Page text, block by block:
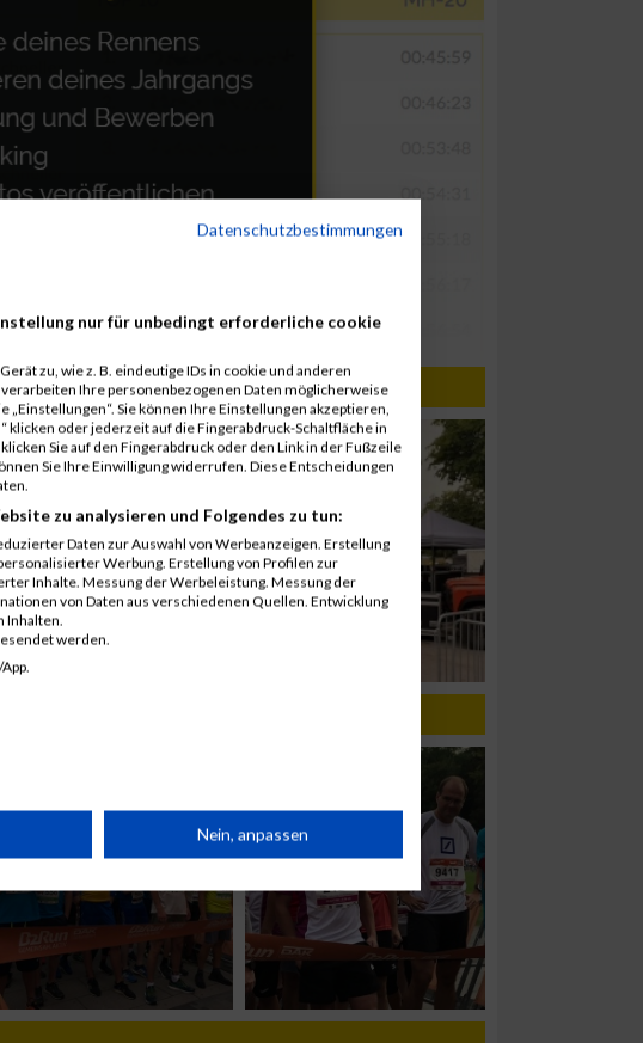
Datenschutzbestimmungen
nur für unbedingt erforderliche cookie
zu, wie z. B. eindeutige IDs in cookie und anderen
Ihre personenbezogenen Daten möglicherweise
Sie können Ihre Einstellungen akzeptieren,
klicken oder jederzeit auf die Fingerabdruck-Schaltfläche in
Sie auf den Fingerabdruck oder den Link in der Fußzeile
Sie Ihre Einwilligung widerrufen. Diese Entscheidungen
zu analysieren und Folgendes zu tun:
Daten zur Auswahl von Werbeanzeigen. Erstellung
Werbung. Erstellung von Profilen zur
Inhalte. Messung der Werbeleistung. Messung der
von Daten aus verschiedenen Quellen. Entwicklung
Inhalten.
werden.
Nein, anpassen